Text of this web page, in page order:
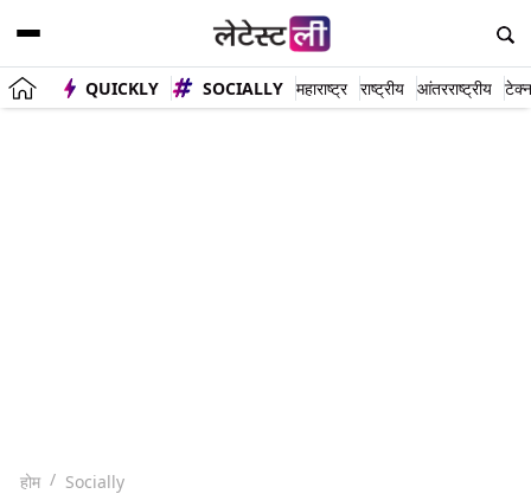
QUICKLY SOCIALLY महाराष्ट्र राष्ट्रीय आंतरराष्ट्रीय
होम Socially